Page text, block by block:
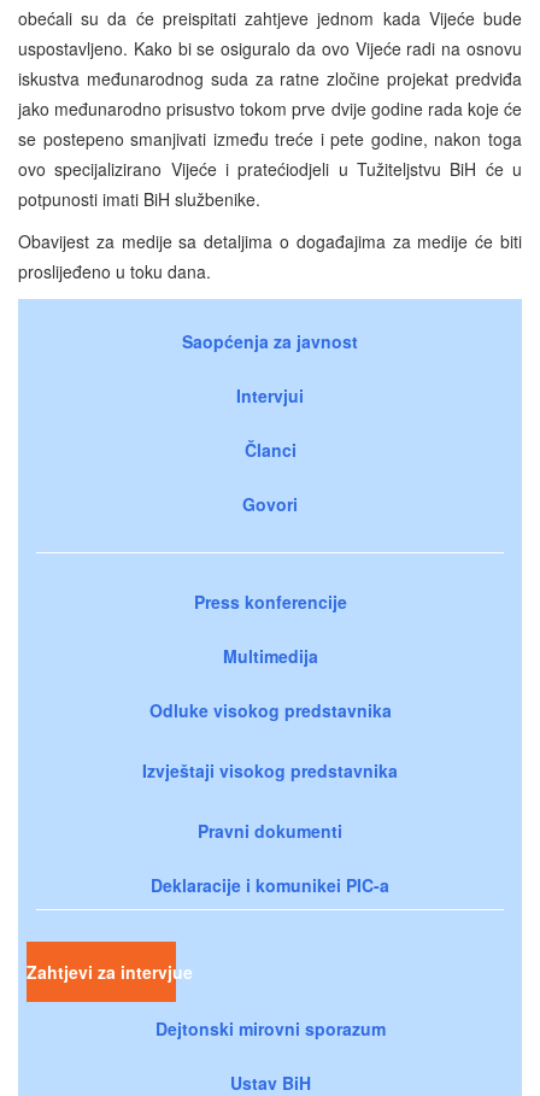
obećali su da će preispitati zahtjeve jednom kada Vijeće bude
uspostavljeno. Kako bi se osiguralo da ovo Vijeće radi na osnovu
iskustva međunarodnog suda za ratne zločine projekat predviđa
jako međunarodno prisustvo tokom prve dvije godine rada koje će
se postepeno smanjivati između treće i pete godine, nakon toga
ovo specijalizirano Vijeće i pratećiodjeli u Tužiteljstvu BiH će u
potpunosti imati BiH službenike.
Obavijest za medije sa detaljima o događajima za medije će biti
proslijeđeno u toku dana.
Saopćenja za javnost
Intervjui
Članci
Govori
Press konferencije
Multimedija
Odluke visokog predstavnika
Izvještaji visokog predstavnika
Pravni dokumenti
Deklaracije i komunikei PIC-a
Zahtjevi za intervjue
Dejtonski mirovni sporazum
Ustav BiH